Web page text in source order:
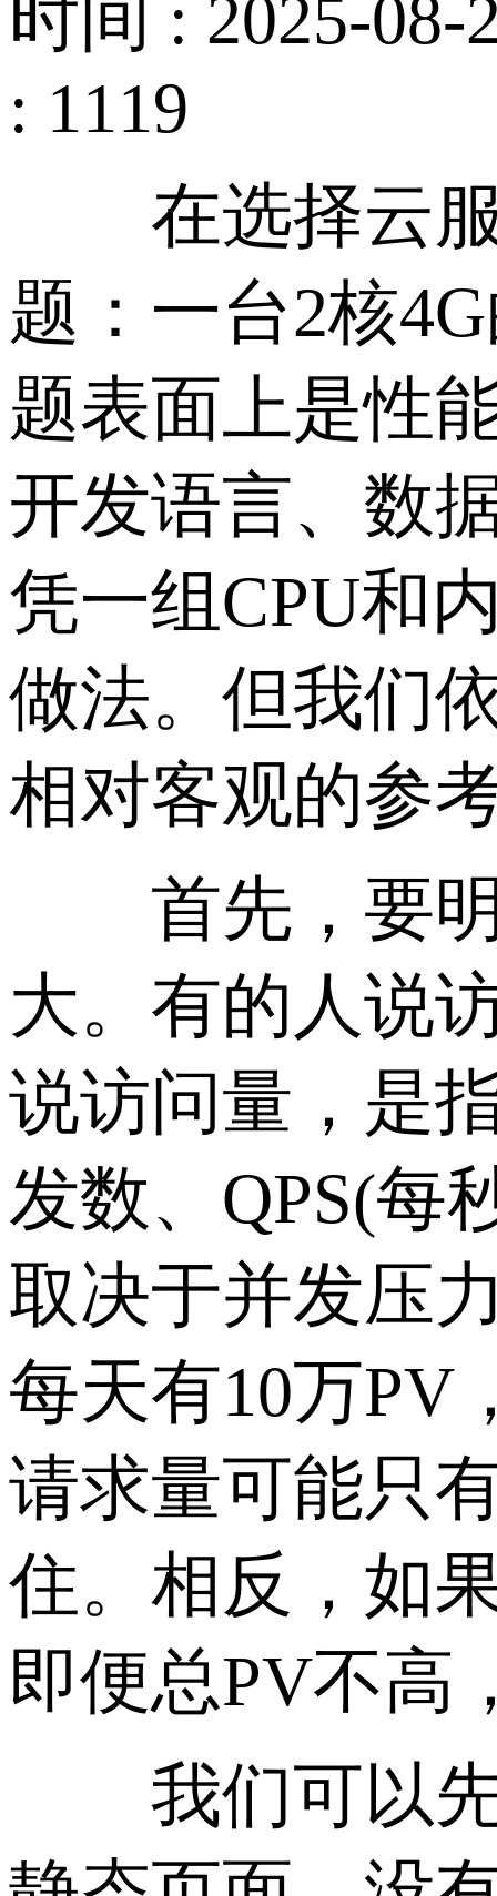
时间 : 2025-08-
: 1119
在选择云服
题：一台2核
题表面上是性
开发语言、数
凭一组CPU和
做法。但我们
相对客观的参
首先，要明
大。有的人说
说访问量，是
发数、QPS(每
取决于并发压
每天有10万PV
请求量可能只
住。相反，如
即便总PV不高
我们可以先